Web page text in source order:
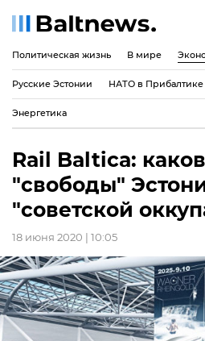
Политическая жизнь В мире
Русские Эстонии НАТО в Прибалтике
Энергетика
Rail Baltica:
"свободы"
"советской
18 июня 2020 | 10:05